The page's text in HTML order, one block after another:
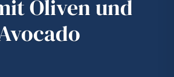
Oliven und